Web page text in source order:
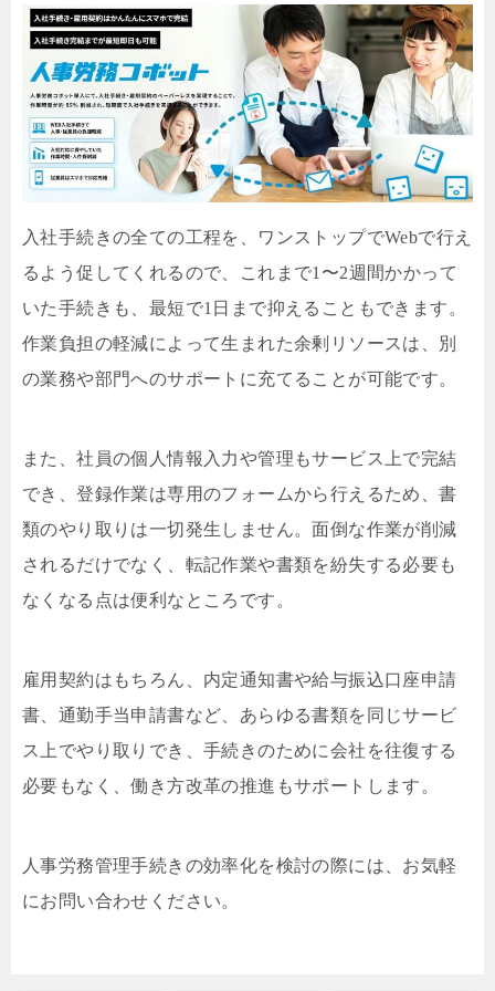
入社手続きの全ての工程を、ワンストップでWebで行え
るよう促してくれるので、これまで1〜2週間かかって
いた手続きも、最短で1日まで抑えることもできます。
作業負担の軽減によって生まれた余剰リソースは、別
の業務や部門へのサポートに充てることが可能です。
また、社員の個人情報入力や管理もサービス上で完結
でき、登録作業は専用のフォームから行えるため、書
類のやり取りは一切発生しません。面倒な作業が削減
されるだけでなく、転記作業や書類を紛失する必要も
なくなる点は便利なところです。
雇用契約はもちろん、内定通知書や給与振込口座申請
書、通勤手当申請書など、あらゆる書類を同じサービ
ス上でやり取りでき、手続きのために会社を往復する
必要もなく、働き方改革の推進もサポートします。
人事労務管理手続きの効率化を検討の際には、お気軽
にお問い合わせください。